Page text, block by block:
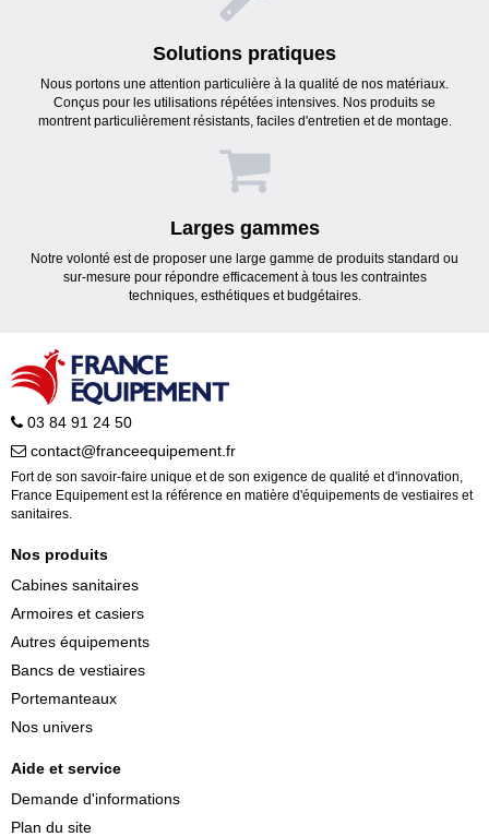
Solutions pratiques
Nous portons une attention particulière à la qualité de nos matériaux.
Conçus pour les utilisations répétées intensives. Nos produits se
montrent particulièrement résistants, faciles d'entretien et de montage.
Larges gammes
Notre volonté est de proposer une large gamme de produits standard ou
sur-mesure pour répondre efficacement à tous les contraintes
techniques, esthétiques et budgétaires.
03 84 91 24 50
contact@franceequipement.fr
Fort de son savoir-faire unique et de son exigence de qualité et d'innovation,
France Equipement est la référence en matière d'équipements de vestiaires et
sanitaires.
Nos produits
Cabines sanitaires
Armoires et casiers
Autres équipements
Bancs de vestiaires
Portemanteaux
Nos univers
Aide et service
Demande d'informations
Plan du site